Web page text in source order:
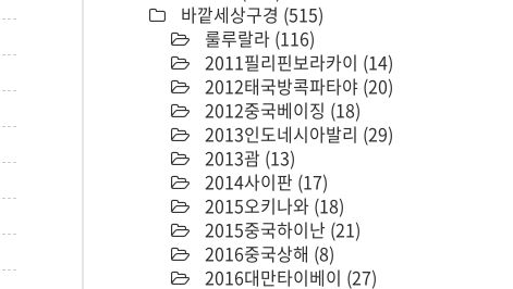
바깥세상구경 (515)
룰루랄라 (116)
2011필리핀보라카이 (14)
2012태국방콕파타야 (20)
2012중국베이징 (18)
2013인도네시아발리 (29)
2013괌 (13)
2014사이판 (17)
2015오키나와 (18)
2015중국하이난 (21)
2016중국상해 (8)
2016대만타이베이 (27)